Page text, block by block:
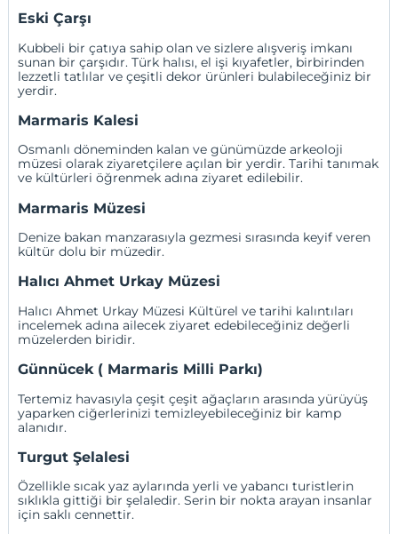
Eski Çarşı
Kubbeli bir çatıya sahip olan ve sizlere alışveriş imkanı
sunan bir çarşıdır. Türk halısı, el işi kıyafetler, birbirinden
lezzetli tatlılar ve çeşitli dekor ürünleri bulabileceğiniz bir
yerdir.
Marmaris Kalesi
Osmanlı döneminden kalan ve günümüzde arkeoloji
müzesi olarak ziyaretçilere açılan bir yerdir. Tarihi tanımak
ve kültürleri öğrenmek adına ziyaret edilebilir.
Marmaris Müzesi
Denize bakan manzarasıyla gezmesi sırasında keyif veren
kültür dolu bir müzedir.
Halıcı Ahmet Urkay Müzesi
Halıcı Ahmet Urkay Müzesi Kültürel ve tarihi kalıntıları
incelemek adına ailecek ziyaret edebileceğiniz değerli
müzelerden biridir.
Günnücek ( Marmaris Milli Parkı)
Tertemiz havasıyla çeşit çeşit ağaçların arasında yürüyüş
yaparken ciğerlerinizi temizleyebileceğiniz bir kamp
alanıdır.
Turgut Şelalesi
Özellikle sıcak yaz aylarında yerli ve yabancı turistlerin
sıklıkla gittiği bir şelaledir. Serin bir nokta arayan insanlar
için saklı cennettir.